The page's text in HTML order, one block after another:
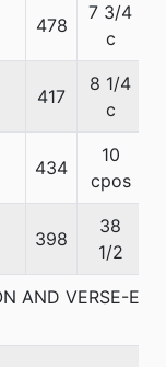
478
7 3/4
c
417
8 1/4
c
434
10
cpos
398
38
1/2
AND VERSE-